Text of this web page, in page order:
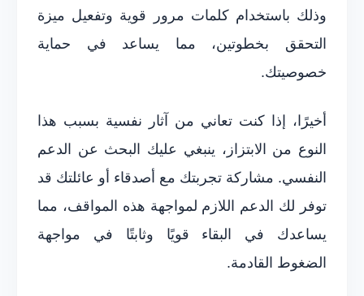
وذلك باستخدام كلمات مرور قوية وتفعيل ميزة
التحقق بخطوتين، مما يساعد في حماية
خصوصيتك.
أخيرًا، إذا كنت تعاني من آثار نفسية بسبب هذا
النوع من الابتزاز، ينبغي عليك البحث عن الدعم
النفسي. مشاركة تجربتك مع أصدقاء أو عائلتك قد
توفر لك الدعم اللازم لمواجهة هذه المواقف، مما
يساعدك في البقاء قويًا وثابتًا في مواجهة
الضغوط القادمة.